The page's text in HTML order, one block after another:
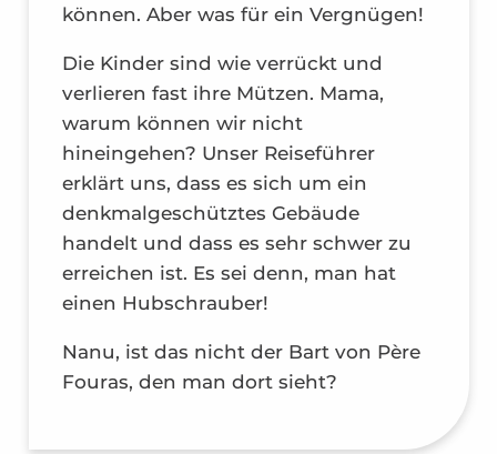
können. Aber was für ein Vergnügen!
Die Kinder sind wie verrückt und
verlieren fast ihre Mützen. Mama,
warum können wir nicht
hineingehen? Unser Reiseführer
erklärt uns, dass es sich um ein
denkmalgeschütztes Gebäude
handelt und dass es sehr schwer zu
erreichen ist. Es sei denn, man hat
einen Hubschrauber!
Nanu, ist das nicht der Bart von Père
Fouras, den man dort sieht?